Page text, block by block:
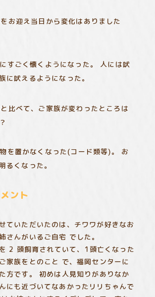
お迎え当日から変化はありました
すごく懐くようになった。 人には吠
に吠えるようになった。
比べて、ご家族が変わったところは
を置かなくなった(コード類等)。 お
るくなった。
ント
ていただいたのは、チワワが好きなお
さんがいるご自宅 でした。
2 頭飼育されていて、1頭亡くなった
家族をとのこと で、福岡センターに
方です。 初めは人見知りがありなか
にも近づいてなあかったリリちゃんで